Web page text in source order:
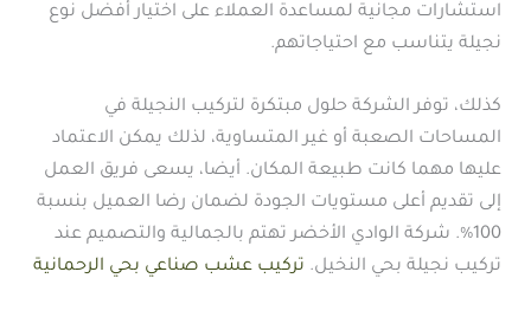
استشارات مجانية لمساعدة العملاء على اختيار أفضل نوع
نجيلة يتناسب مع احتياجاتهم.
كذلك، توفر الشركة حلول مبتكرة لتركيب النجيلة في
المساحات الصعبة أو غير المتساوية، لذلك يمكن الاعتماد
عليها مهما كانت طبيعة المكان. أيضا، يسعى فريق العمل
إلى تقديم أعلى مستويات الجودة لضمان رضا العميل بنسبة
100%. شركة الوادي الأخضر تهتم بالجمالية والتصميم عند
تركيب نجيلة بحي النخيل. تركيب عشب صناعي بحي الرحمانية